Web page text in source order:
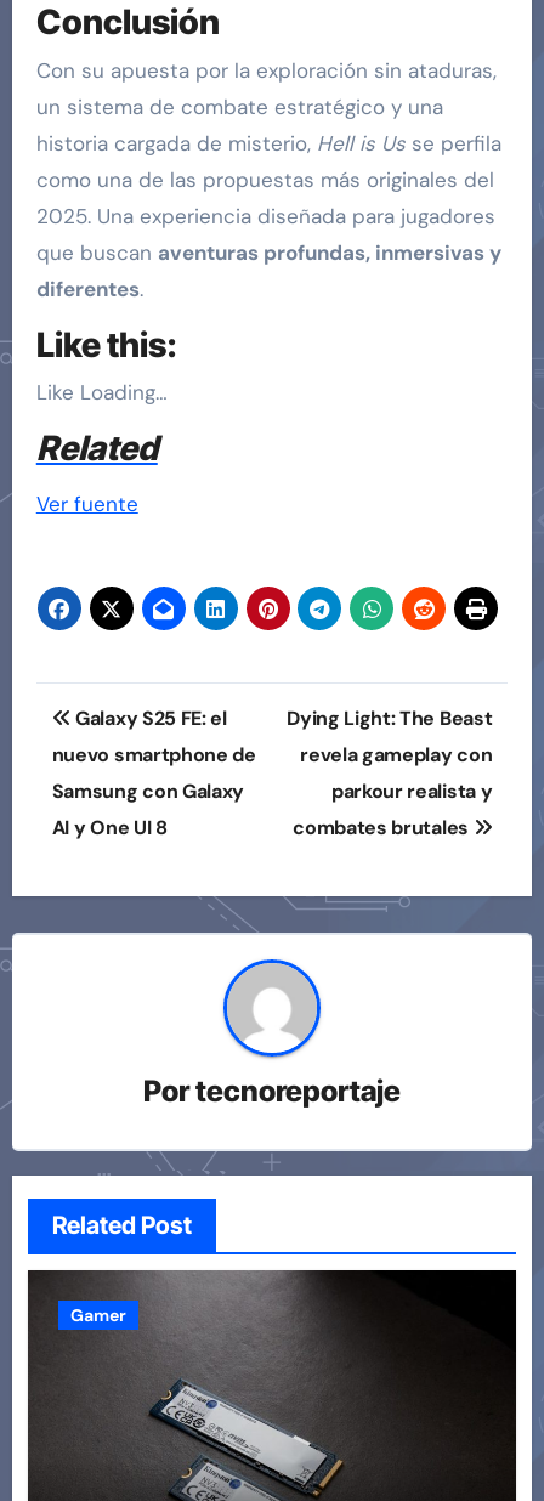
Conclusión
Con su apuesta por la exploración sin ataduras,
un sistema de combate estratégico y una
historia cargada de misterio, Hell is Usse perfila
como una de las propuestas más originales del
2025. Una experiencia diseñada para jugadores
que buscan aventuras profundas, inmersivas y
diferentes.
Like this:
Like Loading…
Related
Ver fuente
Navegación
de
entradas
Galaxy S25 FE: el
nuevo smartphone de
Samsung con Galaxy
AI y One UI 8
Dying Light: The Beast
revela gameplay con
parkour realista y
combates brutales
Portecnoreportaje
Related Post
Gamer